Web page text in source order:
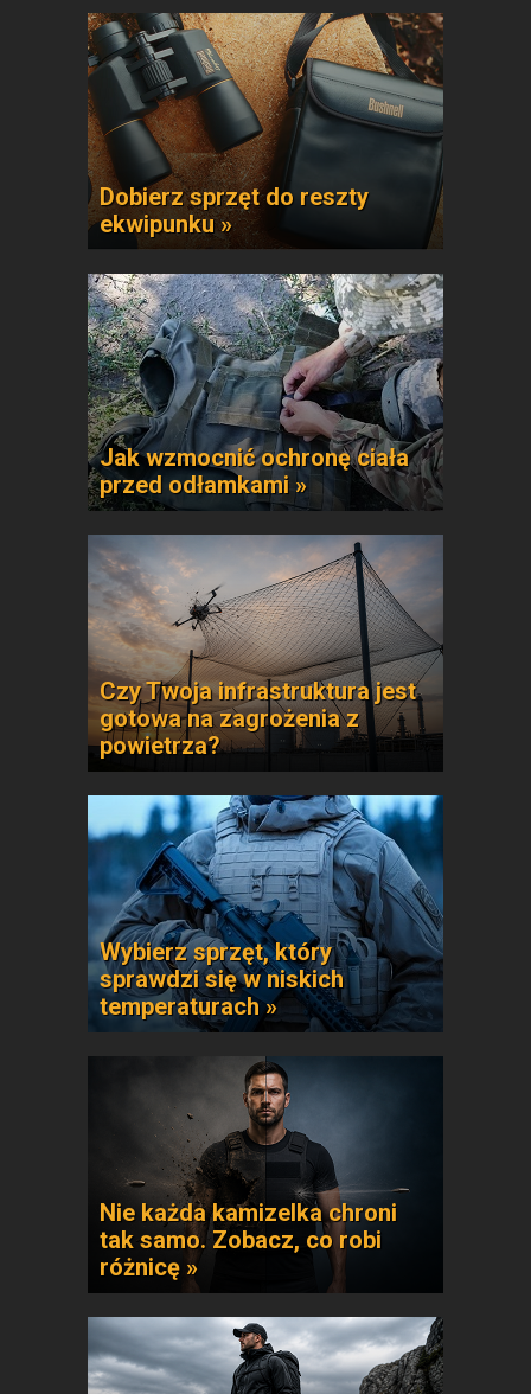
Dobierz sprzęt do reszty
ekwipunku »
Jak wzmocnić ochronę ciała
przed odłamkami »
Czy Twoja infrastruktura jest
gotowa na zagrożenia z
powietrza?
Wybierz sprzęt, który
sprawdzi się w niskich
temperaturach »
Nie każda kamizelka chroni
tak samo. Zobacz, co robi
różnicę »